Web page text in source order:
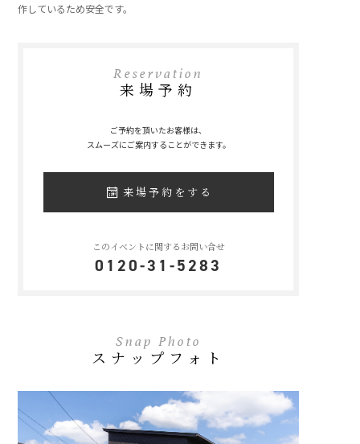
作しているため安全です。
Reservation
来場予約
ご予約を頂いたお客様は、
スムーズにご案内することができます。
来場予約をする
このイベントに関するお問い合せ
0120-31-5283
Snap Photo
スナップフォト